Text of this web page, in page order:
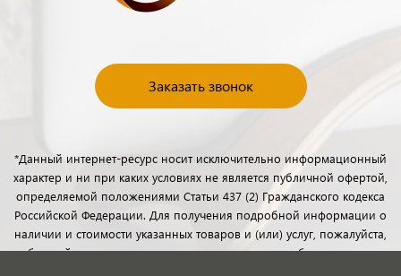
Заказать звонок
*Данный интернет-ресурс носит исключительно информационный
характер и ни при каких условиях не является публичной офертой,
определяемой положениями Статьи 437 (2) Гражданского кодекса
Российской Федерации. Для получения подробной информации о
наличии и стоимости указанных товаров и (или) услуг, пожалуйста,
обращайтесь к менеджерам отдела клиентского обслуживания с